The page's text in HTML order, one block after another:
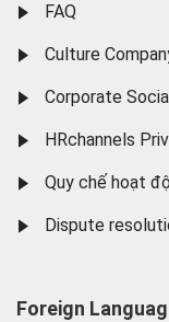
FAQ
Culture
Corporate
HRchannels
Quy chế hoạt
Dispute
Foreign